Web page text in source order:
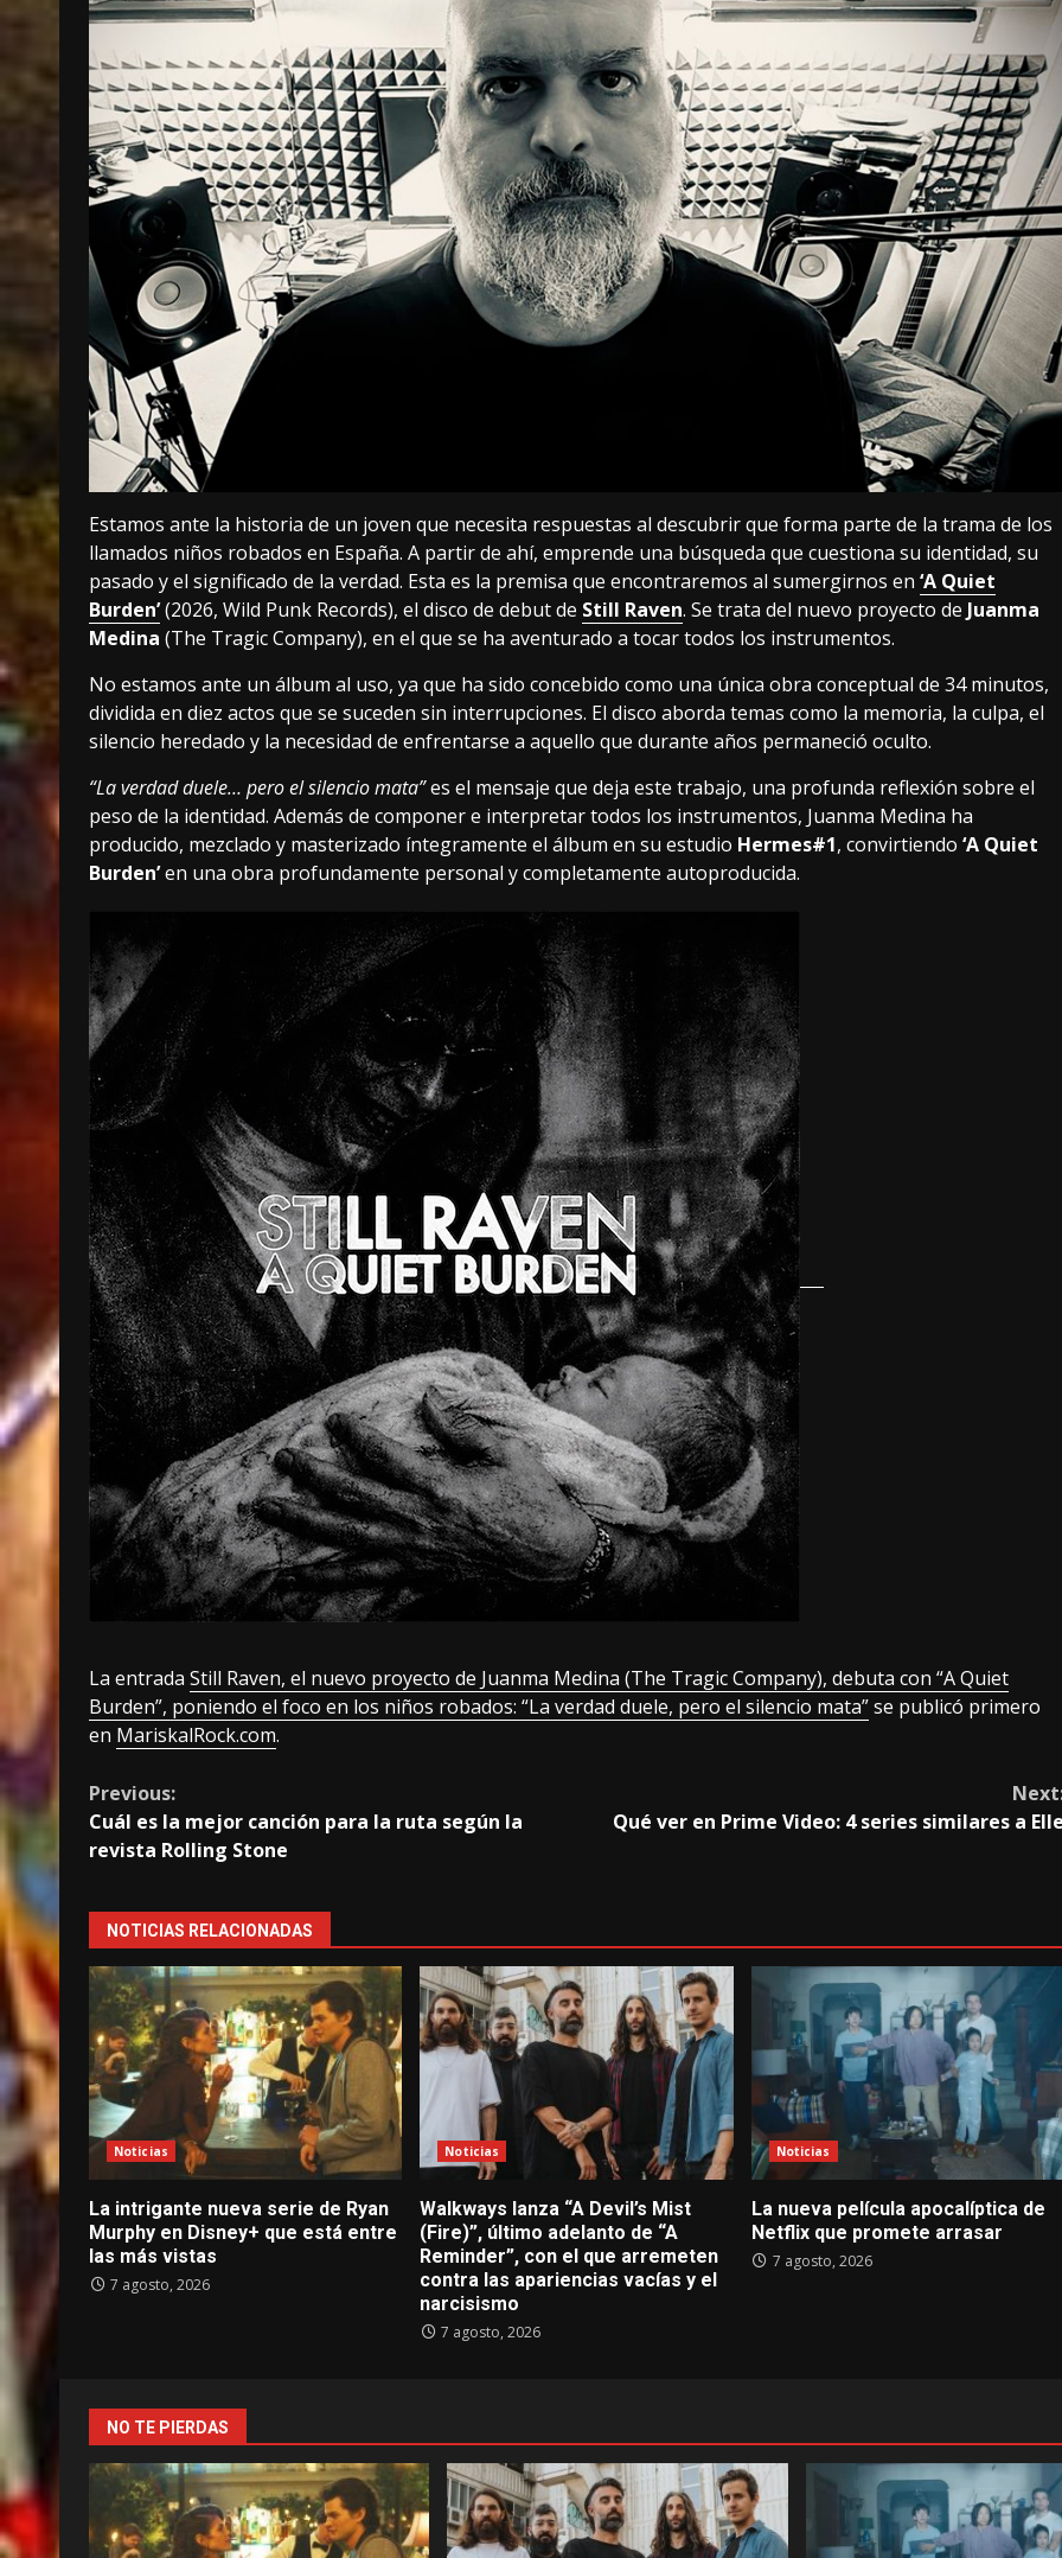
Estamos ante la historia de un joven que necesita respuestas al descubrir que forma parte de la trama de los
llamados niños robados en España. A partir de ahí, emprende una búsqueda que cuestiona su identidad, su
pasado y el significado de la verdad. Esta es la premisa que encontraremos al sumergirnos en ‘A Quiet
Burden’(2026, Wild Punk Records), el disco de debut de Still Raven. Se trata del nuevo proyecto de Juanma
Medina (The Tragic Company), en el que se ha aventurado a tocar todos los instrumentos.
No estamos ante un álbum al uso, ya que ha sido concebido como una única obra conceptual de 34 minutos,
dividida en diez actos que se suceden sin interrupciones. El disco aborda temas como la memoria, la culpa, el
silencio heredado y la necesidad de enfrentarse a aquello que durante años permaneció oculto.
“La verdad duele… pero el silencio mata”es el mensaje que deja este trabajo, una profunda reflexión sobre el
peso de la identidad. Además de componer e interpretar todos los instrumentos, Juanma Medina ha
producido, mezclado y masterizado íntegramente el álbum en su estudio Hermes#1, convirtiendo ‘A Quiet
Burden’en una obra profundamente personal y completamente autoproducida.
La entrada Still Raven, el nuevo proyecto de Juanma Medina (The Tragic Company), debuta con “A Quiet
Burden”, poniendo el foco en los niños robados: “La verdad duele, pero el silencio mata”se publicó primero
en MariskalRock.com.
Continue
Reading
Previous:
Cuál es la mejor canción para la ruta según la
revista Rolling Stone
Qué ver en Prime Video: 4 series similares a
NOTICIAS RELACIONADAS
Noticias
La intrigante nueva serie de Ryan
Murphy en Disney+ que está entre
las más vistas
7 agosto, 2026
Noticias
Walkways lanza “A Devil’s Mist
(Fire)”, último adelanto de “A
Reminder”, con el que arremeten
contra las apariencias vacías y el
narcisismo
7 agosto, 2026
Noticias
La nueva película apocalíptica de
Netflix que promete arrasar
7 agosto, 2026
NO TE PIERDAS